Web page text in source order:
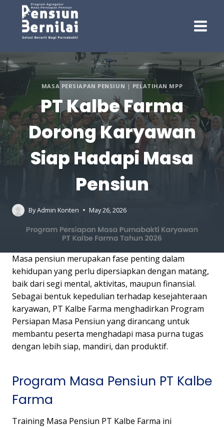
content
MASA PERSIAPAN PENSIUN | PELATIHAN MPP
PT Kalbe Farma
Dorong Karyawan
Siap Hadapi Masa
Pensiun
ByAdmin Konten May 26, 2026
Masa pensiun merupakan fase penting dalam
kehidupan yang perlu dipersiapkan dengan matang,
baik dari segi mental, aktivitas, maupun finansial.
Sebagai bentuk kepedulian terhadap kesejahteraan
karyawan, PT Kalbe Farma menghadirkan Program
Persiapan Masa Pensiun yang dirancang untuk
membantu peserta menghadapi masa purna tugas
dengan lebih siap, mandiri, dan produktif.
Program Masa Pensiun PT Kalbe
Farma
Training Masa Pensiun PT Kalbe Farma ini